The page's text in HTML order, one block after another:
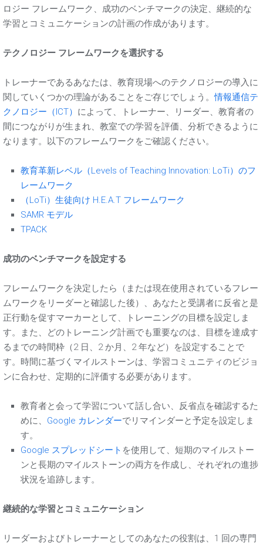
ロジー フレームワーク、成功のベンチマークの決定、継続的な
学習とコミュニケーションの計画の作成があります。
テクノロジー フレームワークを選択する
トレーナーであるあなたは、教育現場へのテクノロジーの導入に
関していくつかの理論があることをご存じでしょう。情報通信テ
クノロジー（ICT） によって、トレーナー、リーダー、教育者の
間につながりが生まれ、教室での学習を評価、分析できるように
なります。以下のフレームワークをご確認ください。
教育革新レベル（Levels of Teaching Innovation: LoTi）のフ
レームワーク
（LoTi）生徒向け H.E.A.T フレームワーク
SAMR モデル
TPACK
成功のベンチマークを設定する
フレームワークを決定したら（または現在使用されているフレー
ムワークをリーダーと確認した後）、あなたと受講者に反省と是
正行動を促すマーカーとして、トレーニングの目標を設定しま
す。また、どのトレーニング計画でも重要なのは、目標を達成す
るまでの時間枠（2 日、2 か月、2 年など）を設定することで
す。時間に基づくマイルストーンは、学習コミュニティのビジョ
ンに合わせ、定期的に評価する必要があります。
教育者と会って学習について話し合い、反省点を確認するた
めに、 Google カレンダーでリマインダーと予定を設定しま
す。
Google スプレッドシート を使用して、短期のマイルストー
ンと長期のマイルストーンの両方を作成し、それぞれの進捗
状況を追跡します。
継続的な学習とコミュニケーション
リーダーおよびトレーナーとしてのあなたの役割は、1 回の専門